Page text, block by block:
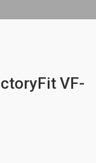
VF-